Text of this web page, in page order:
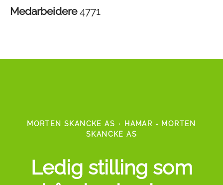
Medarbeidere4771
MORTEN SKANCKE AS ·
HAMAR - MORTEN
SKANCKE AS
Ledig stilling som